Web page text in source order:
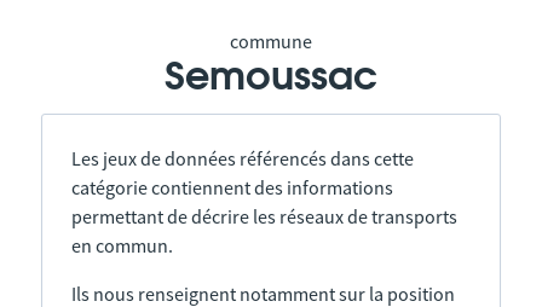
commune
Semoussac
Les jeux de données référencés dans cette
catégorie contiennent des informations
permettant de décrire les réseaux de transports
en commun.
Ils nous renseignent notamment sur la position